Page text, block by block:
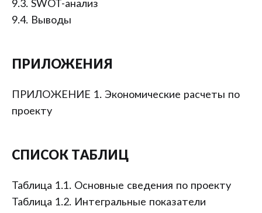
9.3. SWOT-анализ
9.4. Выводы
ПРИЛОЖЕНИЯ
ПРИЛОЖЕНИЕ 1. Экономические расчеты по
проекту
СПИСОК ТАБЛИЦ
Таблица 1.1. Основные сведения по проекту
Таблица 1.2. Интегральные показатели